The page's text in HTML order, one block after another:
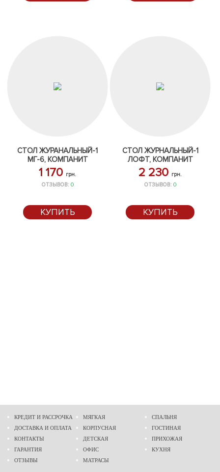
СТОЛ ЖУРАНАЛЬНЫЙ-1
МГ-6, КОМПАНИТ
1 170 грн.
ОТЗЫВОВ: 0
КУПИТЬ
СТОЛ ЖУРНАЛЬНЫЙ-1
ЛОФТ, КОМПАНИТ
2 230 грн.
ОТЗЫВОВ: 0
КУПИТЬ
КРЕДИТ И РАССРОЧКА
ДОСТАВКА И ОПЛАТА
КОНТАКТЫ
ГАРАНТИЯ
ОТЗЫВЫ
МЯГКАЯ
КОРПУСНАЯ
ДЕТСКАЯ
ОФИС
МАТРАСЫ
СПАЛЬНЯ
ГОСТИНАЯ
ПРИХОЖАЯ
КУХНЯ